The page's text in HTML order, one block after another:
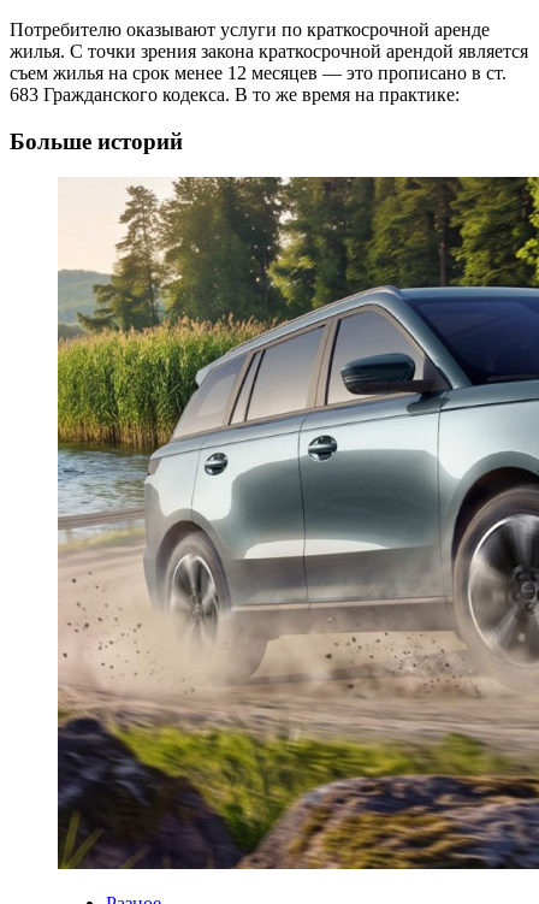
Потребителю оказывают услуги по краткосрочной аренде
жилья. С точки зрения закона краткосрочной арендой является
съем жилья на срок менее 12 месяцев — это прописано в ст.
683 Гражданского кодекса. В то же время на практике:
Больше историй